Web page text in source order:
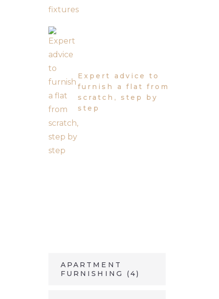
Expert advice to
furnish a flat from
scratch, step by
step
APARTMENT
FURNISHING
(4)